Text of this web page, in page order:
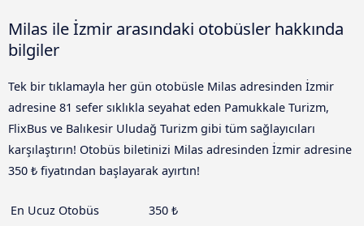
Milas ile İzmir arasındaki otobüsler hakkında
bilgiler
Tek bir tıklamayla her gün otobüsle Milas adresinden İzmir
adresine 81 sefer sıklıkla seyahat eden Pamukkale Turizm,
FlixBus ve Balıkesir Uludağ Turizm gibi tüm sağlayıcıları
karşılaştırın! Otobüs biletinizi Milas adresinden İzmir adresine
350 ₺ fiyatından başlayarak ayırtın!
En Ucuz Otobüs
350 ₺